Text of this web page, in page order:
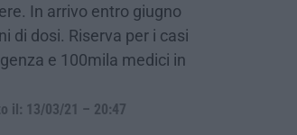
In arrivo entro giugno
di dosi. Riserva per i casi
e 100mila medici in
il: 13/03/21 – 20:47